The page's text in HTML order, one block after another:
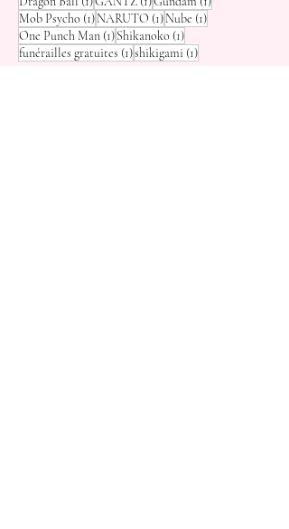
Mob Psycho (1)1 post
NARUTO (1)1 post
Nube (1)1 post
One Punch Man (1)1 post
Shikanoko (1)1 post
funérailles gratuites (1)1 post
shikigami (1)1 post